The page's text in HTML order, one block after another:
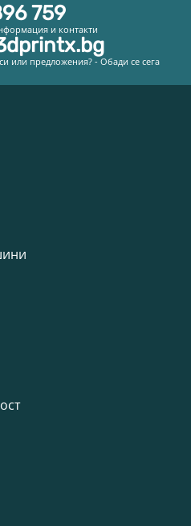
759
и контакти
или предложения? - Обади се сега